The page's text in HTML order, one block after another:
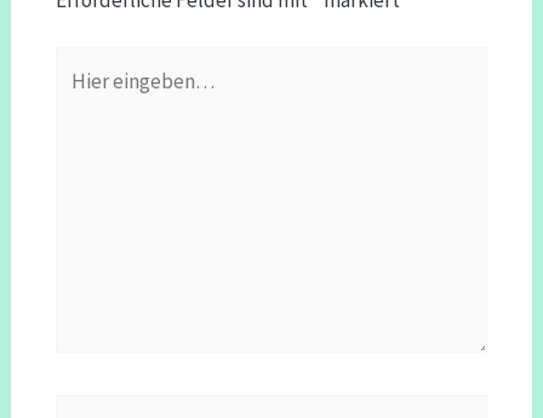
eingeben…